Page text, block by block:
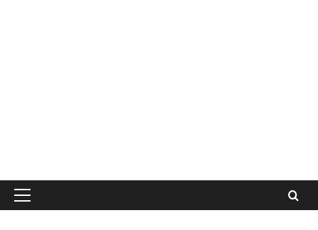
Primary